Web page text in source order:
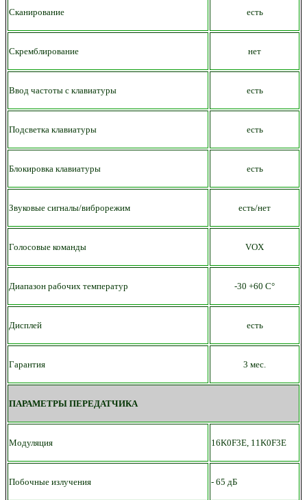
Сканирование есть
Скремблирование нет
Ввод частоты с клавиатуры есть
Подсветка клавиатуры есть
Блокировка клавиатуры есть
Звуковые сигналы/виброрежим есть/нет
Голосовые команды VOX
Диапазон рабочих температур -30 +60 С°
Дисплей есть
Гарантия 3 мес.
ПАРАМЕТРЫ ПЕРЕДАТЧИКА
Модуляция 16K0F3E, 11K0F3E
Побочные излучения - 65 дБ